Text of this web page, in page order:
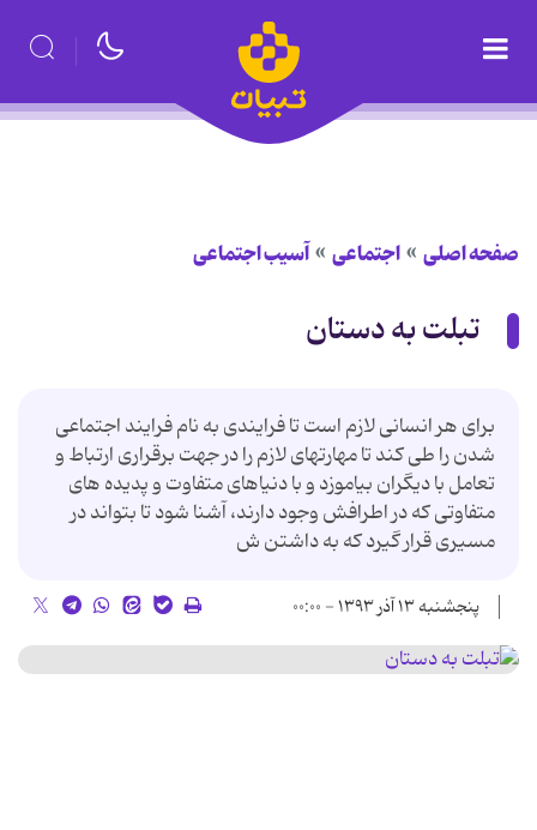
صفحه اصلی اجتماعی آسیب اجتماعی
تبلت به دستان
برای هر انسانی لازم است تا فرایندی به نام فرایند اجتماعی
شدن را طی کند تا مهارتهای لازم را در جهت برقراری ارتباط و
تعامل با دیگران بیاموزد و با دنیاهای متفاوت و پدیده های
متفاوتی که در اطرافش وجود دارند، آشنا شود تا بتواند در
مسیری قرار گیرد که به داشتن ش
پنجشنبه ۱۳ آذر ۱۳۹۳ - ۰۰:۰۰